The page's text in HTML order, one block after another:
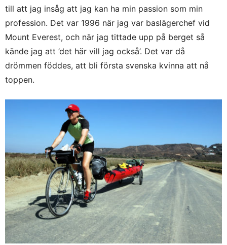
till att jag insåg att jag kan ha min passion som min
profession. Det var 1996 när jag var baslägerchef vid
Mount Everest, och när jag tittade upp på berget så
kände jag att ’det här vill jag också’. Det var då
drömmen föddes, att bli första svenska kvinna att nå
toppen.